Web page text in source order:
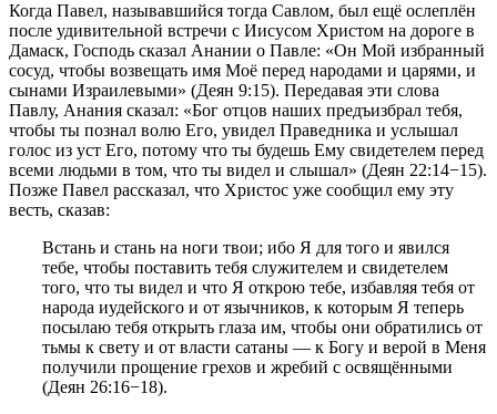
Когда Павел, называвшийся тогда Савлом, был ещё ослеплён
после удивительной встречи с Иисусом Христом на дороге в
Дамаск, Господь сказал Анании о Павле: «Он Мой избранный
сосуд, чтобы возвещать имя Моё перед народами и царями, и
сынами Израилевыми» (Деян 9:15). Передавая эти слова
Павлу, Анания сказал: «Бог отцов наших предъизбрал тебя,
чтобы ты познал волю Его, увидел Праведника и услышал
голос из уст Его, потому что ты будешь Ему свидетелем перед
всеми людьми в том, что ты видел и слышал» (Деян 22:14−15).
Позже Павел рассказал, что Христос уже сообщил ему эту
весть, сказав:
Встань и стань на ноги твои; ибо Я для того и явился
тебе, чтобы поставить тебя служителем и свидетелем
того, что ты видел и что Я открою тебе, избавляя тебя от
народа иудейского и от язычников, к которым Я теперь
посылаю тебя открыть глаза им, чтобы они обратились от
тьмы к свету и от власти сатаны — к Богу и верой в Меня
получили прощение грехов и жребий с освящёнными
(Деян 26:16−18).